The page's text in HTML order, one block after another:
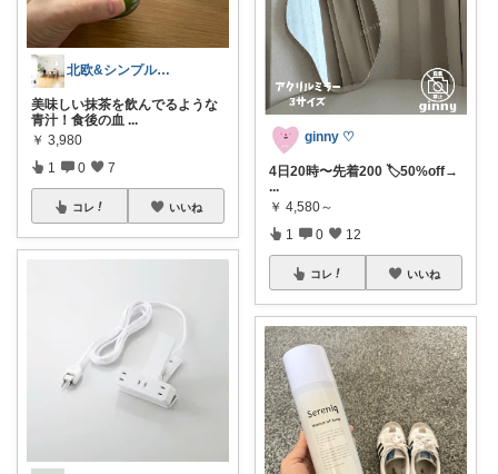
北欧&シンプルライフ〜整える暮らし〜
美味しい抹茶を飲んでるような
青汁！食後の血 ...
￥ 3,980
1 0 7
コレ いいね
ginny ♡
4日20時〜先着200 🏷️50%off→
...
￥ 4,580～
1 0 12
コレ いいね